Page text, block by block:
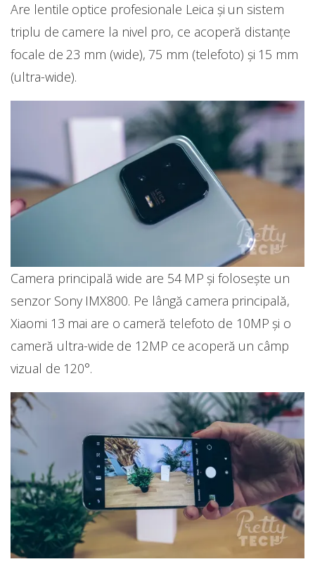
Are lentile optice profesionale Leica și un sistem
triplu de camere la nivel pro, ce acoperă distanțe
focale de 23 mm (wide), 75 mm (telefoto) și 15 mm
(ultra-wide).
Camera principală wide are 54 MP și folosește un
senzor Sony IMX800. Pe lângă camera principală,
Xiaomi 13 mai are o cameră telefoto de 10MP și o
cameră ultra-wide de 12MP ce acoperă un câmp
vizual de 120°.